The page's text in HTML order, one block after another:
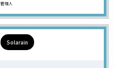
管理人
Solarain